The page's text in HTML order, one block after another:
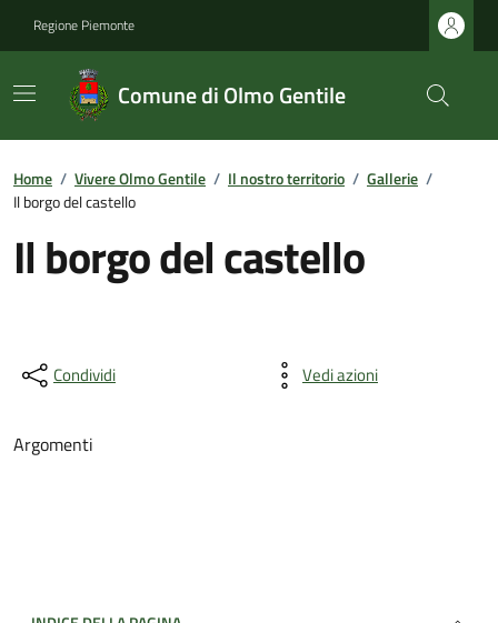
Regione Piemonte
Comune di Olmo Gentile
Home / Vivere Olmo Gentile / Il nostro territorio / Gallerie /
Il borgo del castello
Il borgo del castello
Condividi Vedi azioni
Argomenti